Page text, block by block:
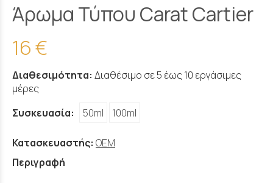
Άρωμα Τύπου Carat Cartier
16 €
Διαθεσιμότητα: Διαθέσιμο σε 5 έως 10 εργάσιμες
μέρες
Συσκευασία:
50ml 100ml
Κατασκευαστής: OEM
Περιγραφή